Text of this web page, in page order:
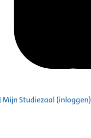
Mijn Studiezaal (inloggen)